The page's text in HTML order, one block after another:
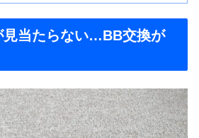
見当たらない…BB交換が